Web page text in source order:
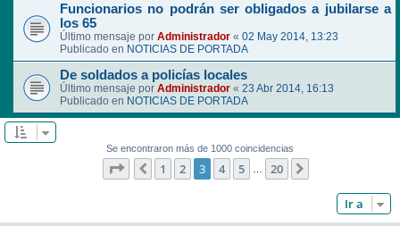
Funcionarios no podrán ser obligados a jubilarse a
los 65
Último mensaje por Administrador « 02 May 2014, 13:23
Publicado en NOTICIAS DE PORTADA
De soldados a policías locales
Último mensaje por Administrador « 23 Abr 2014, 16:13
Publicado en NOTICIAS DE PORTADA
Se encontraron más de 1000 coincidencias
Página de 20
Anterior
1 2 3 4 5 … 20
Ir a